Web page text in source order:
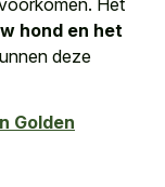
Het
hond en het
deze
Golden